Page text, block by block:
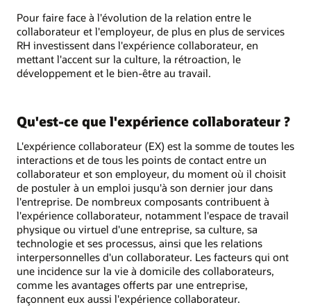
Pour faire face à l'évolution de la relation entre le
collaborateur et l'employeur, de plus en plus de services
RH investissent dans l'expérience collaborateur, en
mettant l'accent sur la culture, la rétroaction, le
développement et le bien-être au travail.
Qu'est-ce que l'expérience collaborateur ?
L'expérience collaborateur (EX) est la somme de toutes les
interactions et de tous les points de contact entre un
collaborateur et son employeur, du moment où il choisit
de postuler à un emploi jusqu'à son dernier jour dans
l'entreprise. De nombreux composants contribuent à
l'expérience collaborateur, notamment l'espace de travail
physique ou virtuel d'une entreprise, sa culture, sa
technologie et ses processus, ainsi que les relations
interpersonnelles d'un collaborateur. Les facteurs qui ont
une incidence sur la vie à domicile des collaborateurs,
comme les avantages offerts par une entreprise,
façonnent eux aussi l'expérience collaborateur.